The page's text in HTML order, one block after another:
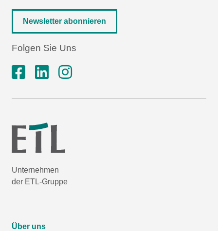
Newsletter abonnieren
Folgen Sie Uns
Unternehmen
der ETL-Gruppe
Über uns